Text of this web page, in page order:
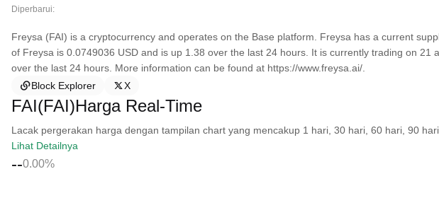
Diperbarui:
Freysa (FAI) is a cryptocurrency and operates on the Base platform. Freysa has a current
of Freysa is 0.0749036 USD and is up 1.38 over the last 24 hours. It is currently trading on 21
over the last 24 hours. More information can be found at https://www.freysa.ai/.
Block Explorer
X
FAI(FAI)Harga Real-Time
Lacak pergerakan harga dengan tampilan chart yang mencakup 1 hari, 30 hari, 60 hari, 90
Lihat Detailnya
--0.00%